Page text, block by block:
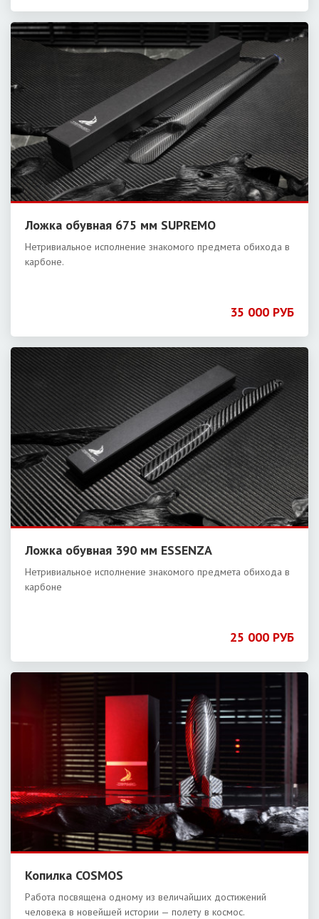
Ложка обувная 675 мм SUPREMO
Нетривиальное исполнение знакомого предмета обихода в
карбоне.
35 000 РУБ
Ложка обувная 390 мм ESSENZA
Нетривиальное исполнение знакомого предмета обихода в
карбоне
25 000 РУБ
Копилка COSMOS
Работа посвящена одному из величайших достижений
человека в новейшей истории — полету в космос.